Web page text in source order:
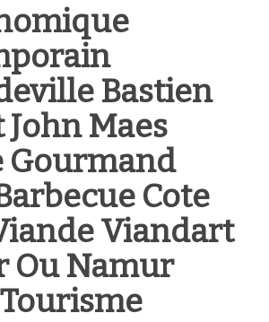
Bastien
John Maes
Gourmand
Cote
Viandart
Ou Namur